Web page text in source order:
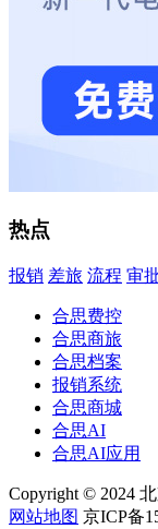
热点
报销 差旅 流程 审
合思费控
合思商旅
合思档案
报销系统
合思商城
合思AI
合思AI应用
Copyright © 2024
网站地图 京ICP备